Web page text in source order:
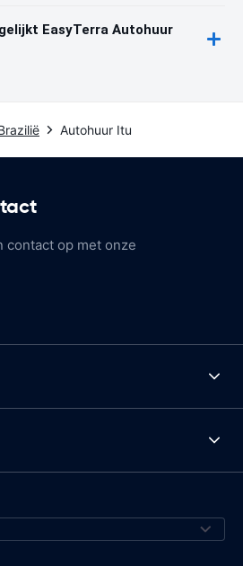
EasyTerra Autohuur
Autohuur Itu
contact op met onze